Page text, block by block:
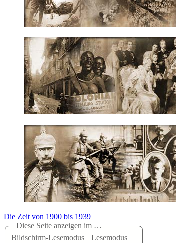
Die Zeit von 1900 bis 1939
Diese Seite anzeigen im …
Bildschirm-Lesemodus
Lesemodus